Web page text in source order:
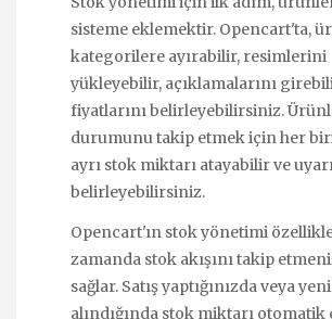
sisteme eklemektir. Opencart'ta,
kategorilere ayırabilir, resimlerini
yükleyebilir, açıklamalarını
fiyatlarını belirleyebilirsiniz.
durumunu takip etmek için her
ayrı stok miktarı atayabilir ve
belirleyebilirsiniz.
Opencart'ın stok yönetimi
zamanda stok akışını takip
sağlar. Satış yaptığınızda veya
alındığında stok miktarı otomatik